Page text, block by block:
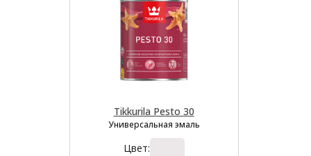
Tikkurila Pesto 30
Универсальная эмаль
Цвет: